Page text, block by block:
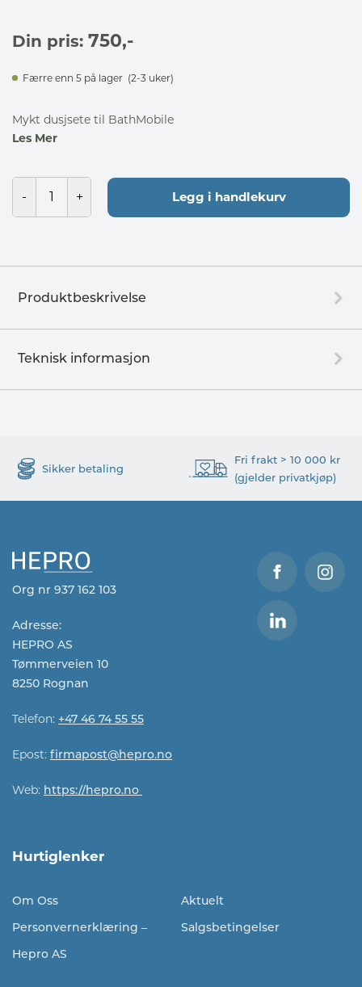
Din pris: 750,-
Færre enn 5 på lager (2-3 uker)
Mykt dusjsete til BathMobile
Les Mer
Legg i handlekurv
Produktbeskrivelse
Teknisk informasjon
Sikker betaling
Fri frakt > 10 000 kr
(gjelder privatkjøp)
Org nr 937 162 103
Adresse:
HEPRO AS
Tømmerveien 10
8250 Rognan
Telefon: +47 46 74 55 55
Epost: firmapost@hepro.no​​
Web: https://hepro.no
Hurtiglenker
Om Oss
Aktuelt
Personvernerklæring –
Hepro AS
Salgsbetingelser